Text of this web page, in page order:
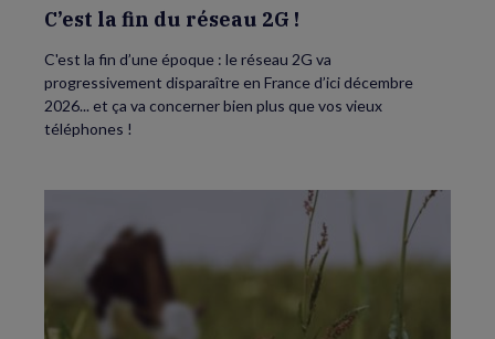
C’est la fin du réseau 2G !
C'est la fin d’une époque : le réseau 2G va
progressivement disparaître en France d’ici décembre
2026... et ça va concerner bien plus que vos vieux
téléphones !